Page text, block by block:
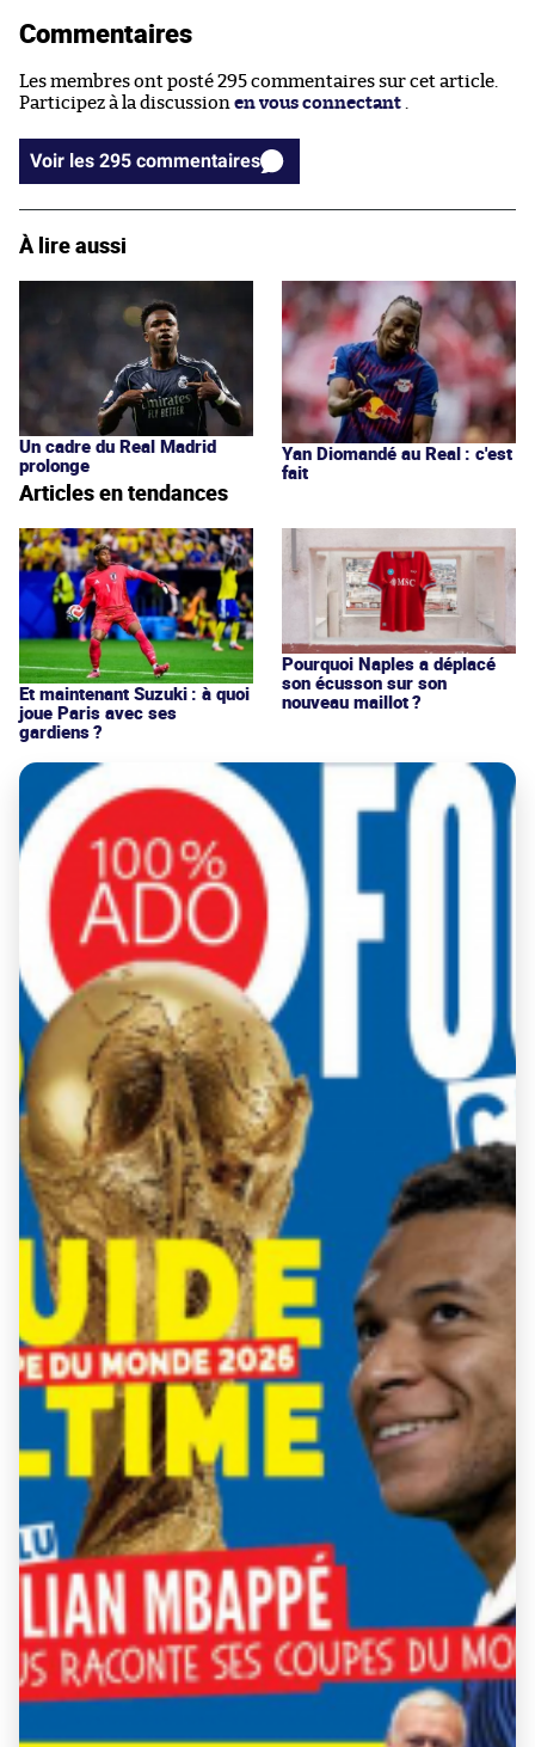
Commentaires
Les membres ont posté 295 commentaires sur cet article.
Participez à la discussion en vous connectant
Voir les 295 commentaires
À lire aussi
Un cadre du Real Madrid
prolonge
Yan Diomandé au Real : c'est
fait
Articles en tendances
Et maintenant Suzuki : à quoi
joue Paris avec ses
gardiens ?
Pourquoi Naples a déplacé
son écusson sur son
nouveau maillot ?